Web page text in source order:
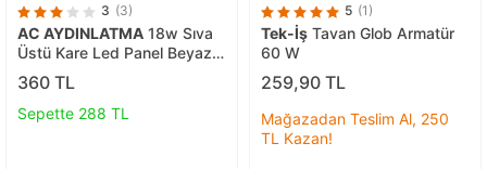
3 (3)
AC AYDINLATMA 18w Sıva
Üstü Kare Led Panel Beyaz
Işık
360 TL
Sepette 288 TL
5 (1)
Tek-İş Tavan Glob Armatür
60 W
259,90 TL
Mağazadan Teslim Al, 250
TL Kazan!